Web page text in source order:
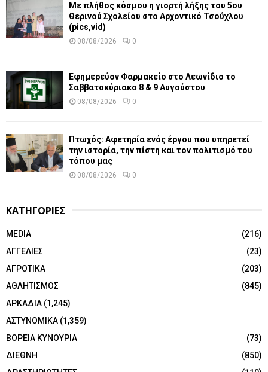
Με πλήθος κόσμου η γιορτή λήξης του 5ου
Θερινού Σχολείου στο Αρχοντικό Τσούχλου
(pics,vid)
08/08/2026 0
Εφημερεύον Φαρμακείο στο Λεωνίδιο το
Σαββατοκύριακο 8 & 9 Αυγούστου
08/08/2026 0
Πτωχός: Αφετηρία ενός έργου που υπηρετεί
την ιστορία, την πίστη και τον πολιτισμό του
τόπου μας
08/08/2026 0
ΚΑΤΗΓΟΡΙΕΣ
MEDIA
(216)
ΑΓΓΕΛΙΕΣ
(23)
ΑΓΡΟΤΙΚΑ
(203)
ΑΘΛΗΤΙΣΜΟΣ
(845)
ΑΡΚΑΔΙΑ (1,245)
ΑΣΤΥΝΟΜΙΚΑ (1,359)
ΒΟΡΕΙΑ ΚΥΝΟΥΡΙΑ
(73)
ΔΙΕΘΝΗ
(850)